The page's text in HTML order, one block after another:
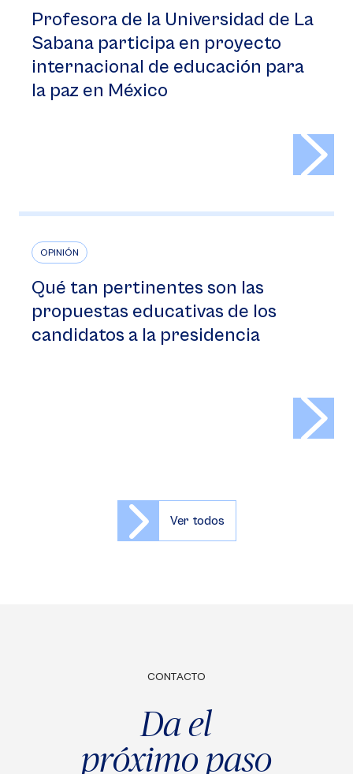
Profesora de la Universidad de La
Sabana participa en proyecto
internacional de educación para
la paz en México
OPINIÓN
Qué tan pertinentes son las
propuestas educativas de los
candidatos a la presidencia
Ver todos
CONTACTO
Da el
próximo paso